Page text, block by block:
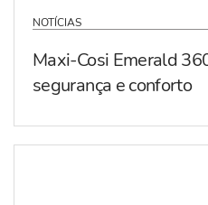
NOTÍCIAS
Maxi-Cosi Emerald
segurança e conforto